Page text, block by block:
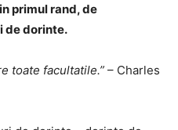
primul rand, de
de dorinte.
toate facultatile.” – Charles